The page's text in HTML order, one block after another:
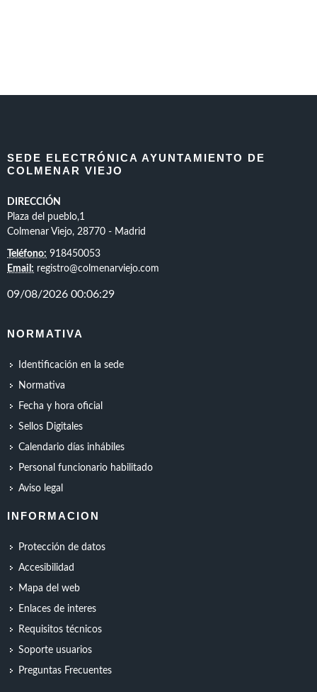
SEDE ELECTRÓNICA AYUNTAMIENTO DE
COLMENAR VIEJO
DIRECCIÓN
Plaza del pueblo,1
Colmenar Viejo, 28770 - Madrid
Teléfono: 918450053
Email: registro@colmenarviejo.com
NORMATIVA
Identificación en la sede
Normativa
Fecha y hora oficial
Sellos Digitales
Calendario días inhábiles
Personal funcionario habilitado
Aviso legal
INFORMACION
Protección de datos
Accesibilidad
Mapa del web
Enlaces de interes
Requisitos técnicos
Soporte usuarios
Preguntas Frecuentes